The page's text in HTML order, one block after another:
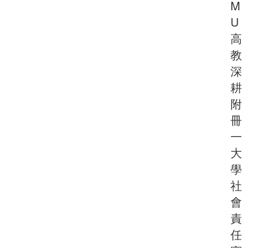
M
U
高
教
深
耕
附
冊
一
大
學
社
會
責
任